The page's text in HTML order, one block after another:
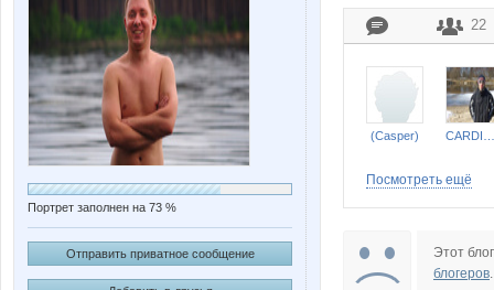
Портрет заполнен на 73 %
Отправить приватное сообщение
22
(Casper)
Посмотреть ещё
Этот
блогеров.